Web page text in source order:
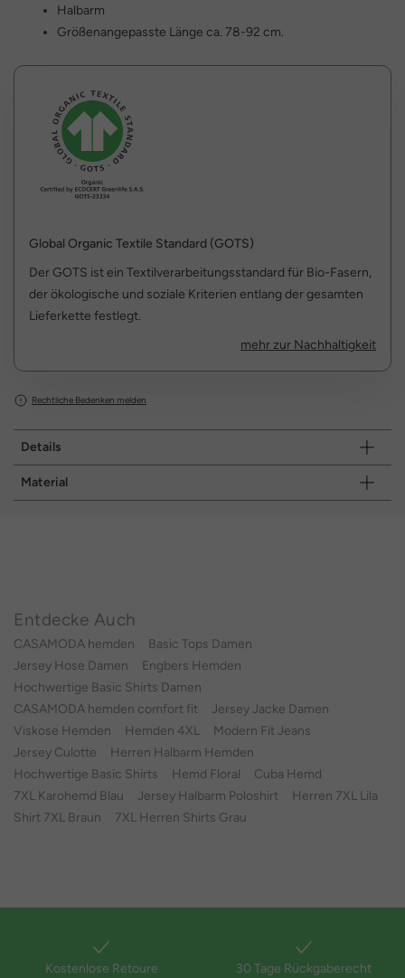
Halbarm
Größenangepasste Länge ca. 78-92 cm.
Global Organic Textile Standard (GOTS)
Der GOTS ist ein Textilverarbeitungsstandard für Bio-Fasern,
der ökologische und soziale Kriterien entlang der gesamten
Lieferkette festlegt.
mehr zur Nachhaltigkeit
Rechtliche Bedenken melden
Details
Material
Entdecke Auch
CASAMODA hemden
Basic Tops Damen
Jersey Hose Damen
Engbers Hemden
Hochwertige Basic Shirts Damen
CASAMODA hemden comfort fit
Jersey Jacke Damen
Viskose Hemden
Hemden 4XL
Modern Fit Jeans
Jersey Culotte
Herren Halbarm Hemden
Hochwertige Basic Shirts
Hemd Floral
Cuba Hemd
7XL Karohemd Blau
Jersey Halbarm Poloshirt
Herren 7XL Lila
Shirt 7XL Braun
7XL Herren Shirts Grau
Kostenlose Retoure 30 Tage Rückgaberecht